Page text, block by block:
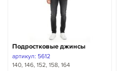
Подростковые джинсы
артикул: 5612
140, 146, 152, 158, 164